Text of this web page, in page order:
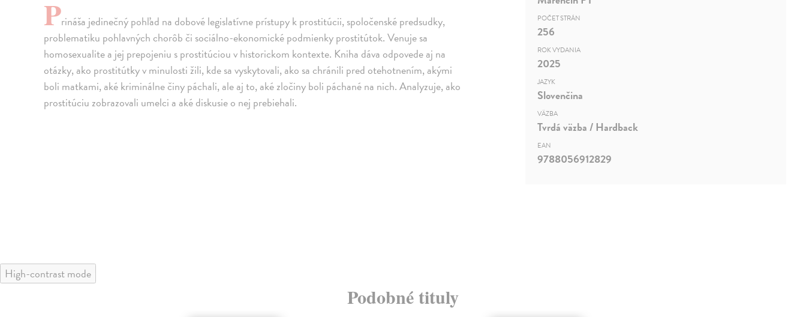
Prináša jedinečný pohľad na dobové legislatívne prístupy k prostitúcii, spoločenské predsudky,
problematiku pohlavných chorôb či sociálno-ekonomické podmienky prostitútok. Venuje sa
homosexualite a jej prepojeniu s prostitúciou v historickom kontexte. Kniha dáva odpovede aj na
otázky, ako prostitútky v minulosti žili, kde sa vyskytovali, ako sa chránili pred otehotnením, akými
boli matkami, aké kriminálne činy páchali, ale aj to, aké zločiny boli páchané na nich. Analyzuje, ako
prostitúciu zobrazovali umelci a aké diskusie o nej prebiehali.
POČET STRÁN
256
ROK VYDANIA
2025
JAZYK
Slovenčina
VÄZBA
Tvrdá väzba / Hardback
EAN
9788056912829
High-contrast mode
Podobné tituly